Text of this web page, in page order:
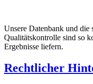
Unsere Datenbank und die
Qualitätskontrolle sind so
Ergebnisse liefern.
Rechtlicher